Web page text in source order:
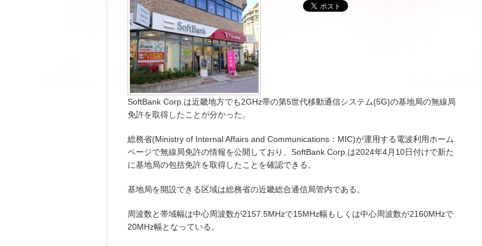
SoftBank Corp.は近畿地方でも2GHz帯の第5世代移動通信システム(5G)の基地局の無線局
免許を取得したことが分かった。
総務省(Ministry of Internal Affairs and Communications：MIC)が運用する電波利用ホーム
ページで無線局免許の情報を公開しており、SoftBank Corp.は2024年4月10日付けで新た
に基地局の包括免許を取得したことを確認できる。
基地局を開設できる区域は総務省の近畿総合通信局管内である。
周波数と帯域幅は中心周波数が2157.5MHzで15MHz幅もしくは中心周波数が2160MHzで
20MHz幅となっている。